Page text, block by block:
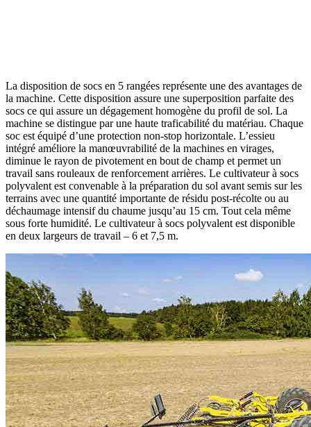
La disposition de socs en 5 rangées représente une des avantages de
la machine. Cette disposition assure une superposition parfaite des
socs ce qui assure un dégagement homogène du profil de sol. La
machine se distingue par une haute traficabilité du matériau. Chaque
soc est équipé d’une protection non-stop horizontale. L’essieu
intégré améliore la manœuvrabilité de la machines en virages,
diminue le rayon de pivotement en bout de champ et permet un
travail sans rouleaux de renforcement arrières. Le cultivateur à socs
polyvalent est convenable à la préparation du sol avant semis sur les
terrains avec une quantité importante de résidu post-récolte ou au
déchaumage intensif du chaume jusqu’au 15 cm. Tout cela même
sous forte humidité. Le cultivateur à socs polyvalent est disponible
en deux largeurs de travail – 6 et 7,5 m.